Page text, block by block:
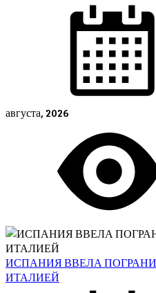
августа, 2026
ИСПАНИЯ ВВЕЛА
ИТАЛИЕЙ